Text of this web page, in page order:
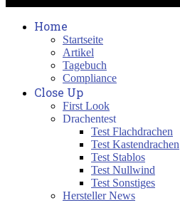
Home
Startseite
Artikel
Tagebuch
Compliance
Close Up
First Look
Drachentest
Test Flachdrachen
Test Kastendrachen
Test Stablos
Test Nullwind
Test Sonstiges
Hersteller News